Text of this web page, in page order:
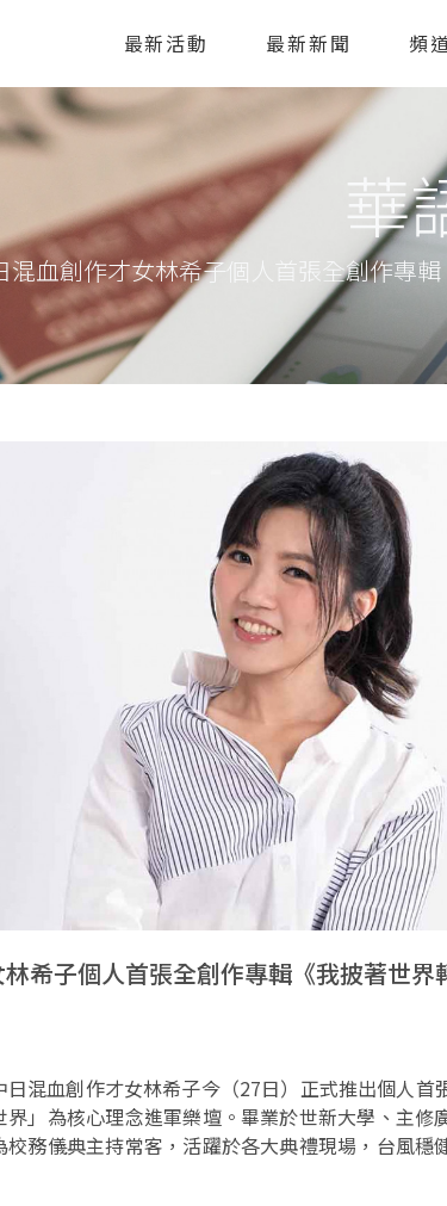
最新活動 最新新聞 頻
華
混血創作才女林希子個人首張全創作專
希子個人首張全創作專輯《我披著世界
混血創作才女林希子今（27日）正式推出個人首
」為核心理念進軍樂壇。畢業於世新大學、主修
務儀典主持常客，活躍於各大典禮現場，台風穩